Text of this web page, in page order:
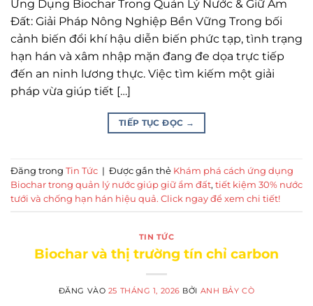
Ứng Dụng Biochar Trong Quản Lý Nước & Giữ Ẩm
Đất: Giải Pháp Nông Nghiệp Bền Vững Trong bối
cảnh biến đổi khí hậu diễn biến phức tạp, tình trạng
hạn hán và xâm nhập mặn đang đe dọa trực tiếp
đến an ninh lương thực. Việc tìm kiếm một giải
pháp vừa giúp tiết […]
TIẾP TỤC ĐỌC →
Đăng trong Tin Tức | Được gắn thẻ Khám phá cách ứng dụng
Biochar trong quản lý nước giúp giữ ẩm đất, tiết kiệm 30% nước
tưới và chống hạn hán hiệu quả. Click ngay để xem chi tiết!
TIN TỨC
Biochar và thị trường tín chỉ carbon
ĐĂNG VÀO 25 THÁNG 1, 2026 BỞI ANH BẢY CÒ